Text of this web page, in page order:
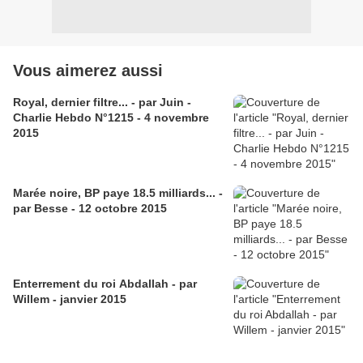
Vous aimerez aussi
Royal, dernier filtre... - par Juin -
Charlie Hebdo N°1215 - 4 novembre
2015
Marée noire, BP paye 18.5 milliards... -
par Besse - 12 octobre 2015
Enterrement du roi Abdallah - par
Willem - janvier 2015